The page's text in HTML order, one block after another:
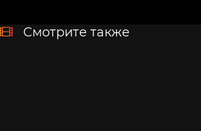
Смотрите также